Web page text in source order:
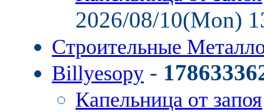
2026/08/10(Mon)
Строительные
Billyesopy -
Капельница от запоя